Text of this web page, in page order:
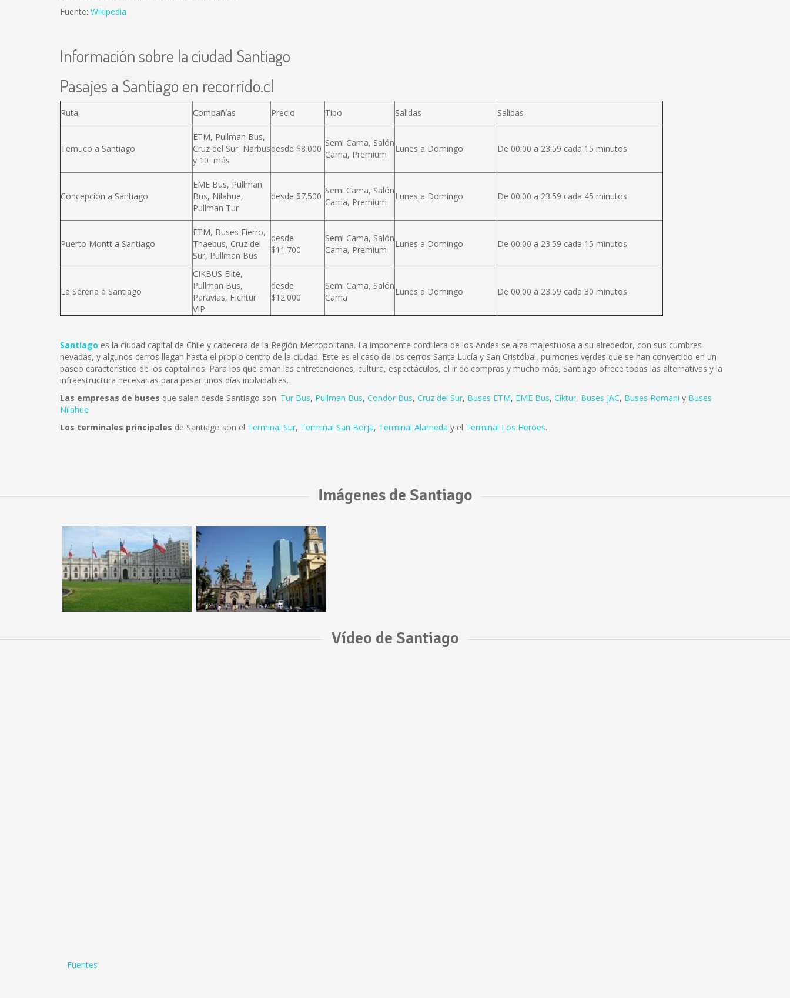
Fuente: Wikipedia
Información sobre la ciudad Santiago
Pasajes a Santiago en recorrido.cl
Ruta Compañías Precio Tipo Salidas Salidas
Temuco a Santiago
ETM, Pullman Bus,
Cruz del Sur, Narbus
y 10 más
desde $8.000
Semi Cama, Salón
Cama, Premium
Lunes a Domingo De 00:00 a 23:59 cada 15 minutos
Concepción a Santiago
EME Bus, Pullman
Bus, Nilahue,
Pullman Tur
desde $7.500
Semi Cama, Salón
Cama, Premium
Lunes a Domingo De 00:00 a 23:59 cada 45 minutos
Puerto Montt a Santiago
ETM, Buses Fierro,
Thaebus, Cruz del
Sur, Pullman Bus
desde
$11.700
Semi Cama, Salón
Cama, Premium
Lunes a Domingo De 00:00 a 23:59 cada 15 minutos
La Serena a Santiago
CIKBUS Elité,
Pullman Bus,
Paravias, FIchtur
VIP
desde
$12.000
Semi Cama, Salón
Cama
Lunes a Domingo De 00:00 a 23:59 cada 30 minutos
Santiago es la ciudad capital de Chile y cabecera de la Región Metropolitana. La imponente cordillera de los Andes se alza majestuosa a su alrededor, con sus cumbres
nevadas, y algunos cerros llegan hasta el propio centro de la ciudad. Este es el caso de los cerros Santa Lucía y San Cristóbal, pulmones verdes que se han convertido en un
paseo característico de los capitalinos. Para los que aman las entretenciones, cultura, espectáculos, el ir de compras y mucho más, Santiago ofrece todas las alternativas y la
infraestructura necesarias para pasar unos días inolvidables.
Las empresas de buses que salen desde Santiago son: Tur Bus, Pullman Bus, Condor Bus, Cruz del Sur, Buses ETM, EME Bus, Ciktur, Buses JAC, Buses Romani y Buses
Nilahue
Los terminales principales de Santiago son el Terminal Sur, Terminal San Borja, Terminal Alameda y el Terminal Los Heroes.
Imágenes de Santiago
Vídeo de Santiago
Fuentes